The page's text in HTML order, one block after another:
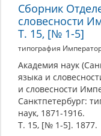
Сборник
словесности
Т. 15, [№ 1-5]
типография
Академия наук
языка и
и словесности
Санктпетербург:
наук, 1871-1916.
Т. 15, [№ 1-5]. 1877.